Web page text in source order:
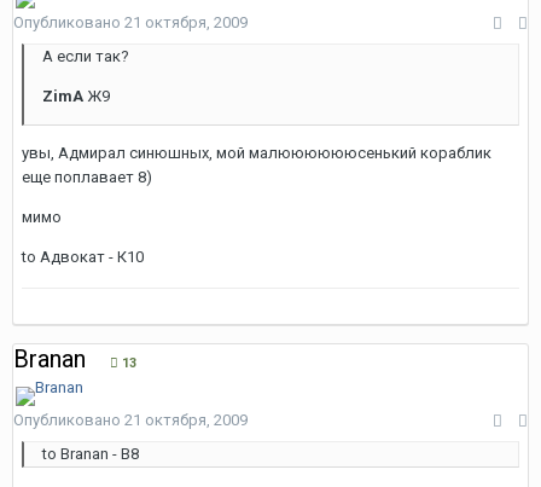
Опубликовано 21 октября, 2009
А если так?
ZimA Ж9
увы, Адмирал синюшных, мой малююююююсенький кораблик
еще поплавает 8)
мимо
to Адвокат - К10
Branan 13
Опубликовано 21 октября, 2009
to Branan - В8